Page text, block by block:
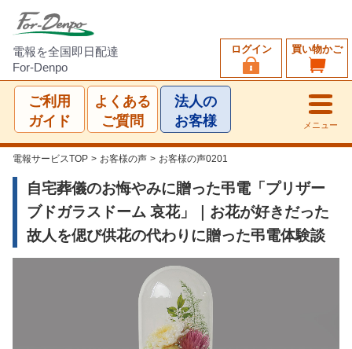
電報を全国即日配達
For-Denpo
買い物かご
ログイン
ご利用
ガイド
よくある
ご質問
法人の
お客様
メニュー
電報サービスTOP > お客様の声 > お客様の声0201
自宅葬儀のお悔やみに贈った弔電「プリザー
ブドガラスドーム 哀花」｜お花が好きだった
故人を偲び供花の代わりに贈った弔電体験談